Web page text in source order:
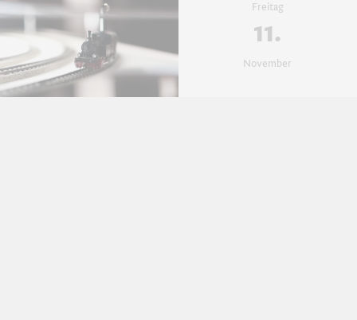
Freitag
11.
November